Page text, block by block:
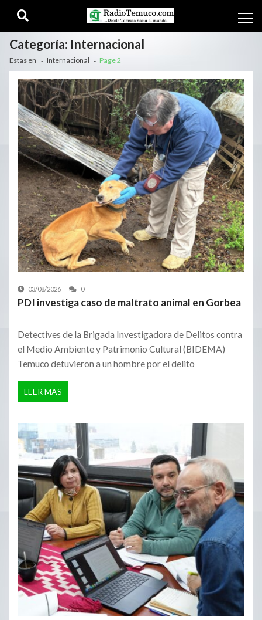
Categoría: Internacional
Estas en Internacional Page 2
03/08/2026 0
PDI investiga caso de maltrato animal en Gorbea
Detectives de la Brigada Investigadora de Delitos contra
el Medio Ambiente y Patrimonio Cultural (BIDEMA)
Temuco detuvieron a un hombre por el delito
LEER MAS